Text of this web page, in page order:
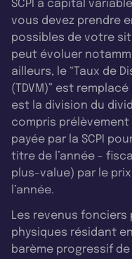
SCPI à capital
vous devez prendre
possibles de votre
peut évoluer
ailleurs, le “Taux de
(TDVM)” est
est la division du
compris
payée par la SCPI
titre de l’année -
plus-value) par le
l’année.
Les revenus fonciers
physiques résidant
barème progressif de